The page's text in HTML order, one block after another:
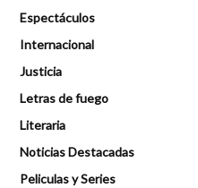
Espectáculos
Internacional
Justicia
Letras de fuego
Literaria
Noticias Destacadas
Peliculas y Series